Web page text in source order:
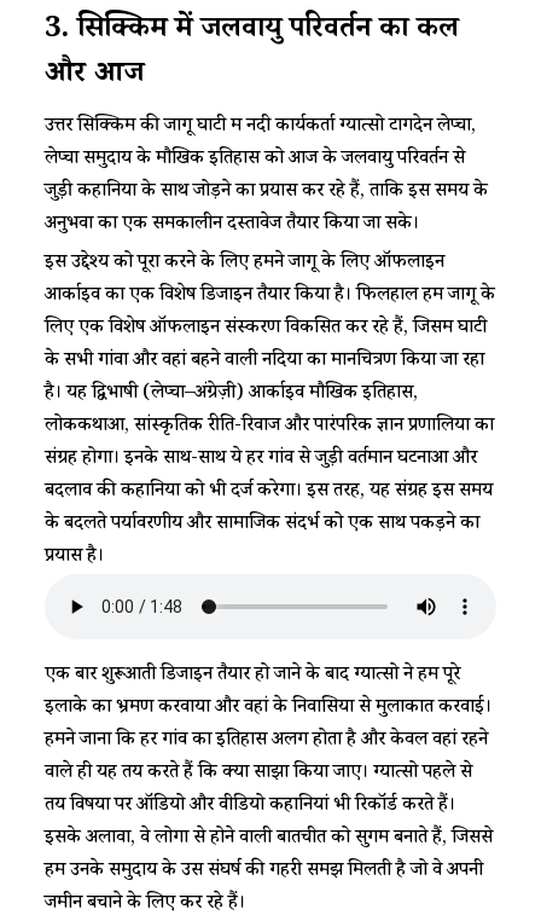
3. सिक्किम में जलवायु परिवर्तन का कल
और आज
उत्तर सिक्किम की जोंगू घाटी में नदी कार्यकर्ता ग्यात्सो टोंगदेन लेप्चा,
लेप्चा समुदाय के मौखिक इतिहास को आज के जलवायु परिवर्तन से
जुड़ी कहानियों के साथ जोड़ने का प्रयास कर रहे हैं, ताकि इस समय के
अनुभवों का एक समकालीन दस्तावेज तैयार किया जा सके।
इस उद्देश्य को पूरा करने के लिए हमने जोंगू के लिए ऑफलाइन
आर्काइव का एक विशेष डिजाइन तैयार किया है। फिलहाल हम जोंगू के
लिए एक विशेष ऑफलाइन संस्करण विकसित कर रहे हैं, जिसमें घाटी
के सभी गांवों और वहां बहने वाली नदियों का मानचित्रण किया जा रहा
है। यह द्विभाषी (लेप्चा–अंग्रेज़ी) आर्काइव मौखिक इतिहास,
लोककथाओं, सांस्कृतिक रीति-रिवाज और पारंपरिक ज्ञान प्रणालियों का
संग्रह होगा। इनके साथ-साथ ये हर गांव से जुड़ी वर्तमान घटनाओं और
बदलाव की कहानियों को भी दर्ज करेगा। इस तरह, यह संग्रह इस समय
के बदलते पर्यावरणीय और सामाजिक संदर्भ को एक साथ पकड़ने का
प्रयास है।
एक बार शुरूआती डिजाइन तैयार हो जाने के बाद ग्यात्सो ने हमें पूरे
इलाके का भ्रमण करवाया और वहां के निवासियों से मुलाकात करवाई।
हमने जाना कि हर गांव का इतिहास अलग होता है और केवल वहां रहने
वाले ही यह तय करते हैं कि क्या साझा किया जाए। ग्यात्सो पहले से
तय विषयों पर ऑडियो और वीडियो कहानियां भी रिकॉर्ड करते हैं।
इसके अलावा, वे लोगों से होने वाली बातचीत को सुगम बनाते हैं, जिससे
हमें उनके समुदाय के उस संघर्ष की गहरी समझ मिलती है जो वे अपनी
जमीन बचाने के लिए कर रहे हैं।